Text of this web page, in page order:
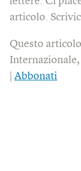
articolo.
Questo
Internazionale,
Abbonati